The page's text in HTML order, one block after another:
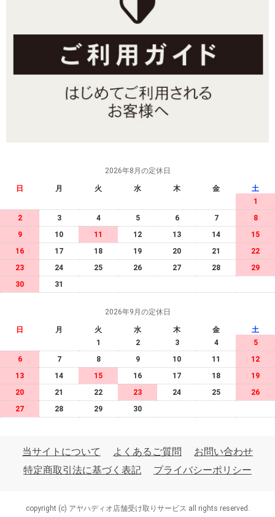
2026年8月の定休日
日 月 火 水 木 金
土
1
2
3 4 5 6 7
8
9
10 11 12 13 14
15
16
17 18 19 20 21
22
23
24 25 26 27 28
29
30
31
2026年9月の定休日
日 月 火 水 木 金
土
1
2 3 4
5
6
7 8 9 10 11
12
13
14 15 16 17 18
19
20
21 22 23 24 25
26
27
28 29 30
当サイトについて よくあるご質問
お問い合わせ
特定商取引法に基づく表記
プライバシーポリシー
copyright (c) アヤハディオ店舗受け取りサービス all rights reserved.